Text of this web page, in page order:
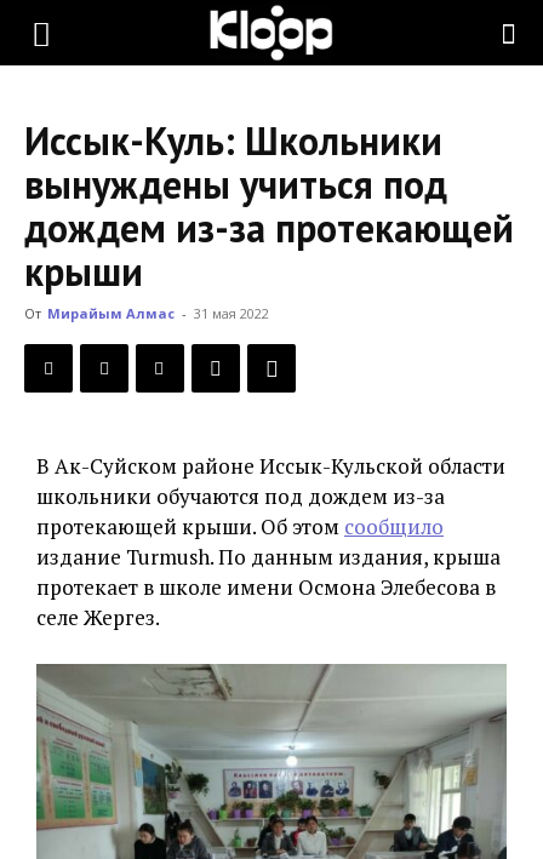
KLOOP.KG
Новости
Кыргызстана
Иссык-Куль: Школьники
вынуждены учиться под
дождем из-за протекающей
крыши
От Мирайым Алмас - 31 мая 2022
В Ак-Суйском районе Иссык-Кульской области
школьники обучаются под дождем из-за
протекающей крыши. Об этом сообщило
издание Turmush. По данным издания, крыша
протекает в школе имени Осмона Элебесова в
селе Жергез.